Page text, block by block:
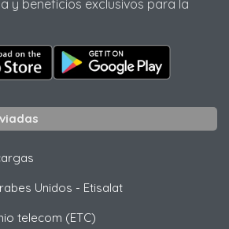
y beneficios exclusivos para la
Unidos - Etisalat
telecom (ETC)